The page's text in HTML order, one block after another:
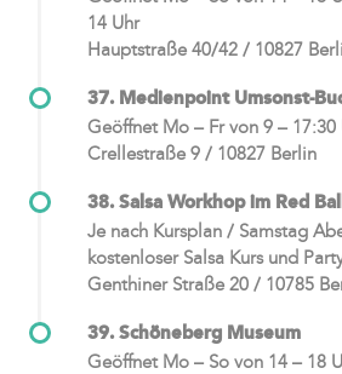
14 Uhr
Hauptstraße 40/42 / 10827
37. Medienpoint Umsonst-
Geöffnet Mo – Fr von 9 – 17:30
Crellestraße 9 / 10827 Berlin
38. Salsa Workhop im Red
Je nach Kursplan / Samstag
kostenloser Salsa Kurs und
Genthiner Straße 20 / 10785
39. Schöneberg Museum
Geöffnet Mo – So von 14 – 18